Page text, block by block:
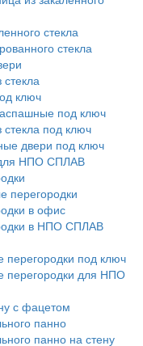
стекла
стекла
ключ
под ключ
под ключ
двери под ключ
для НПО СПЛАВ
перегородки
в офис
в НПО СПЛАВ
под ключ
перегородки для НПО
с фацетом
панно
панно на стену